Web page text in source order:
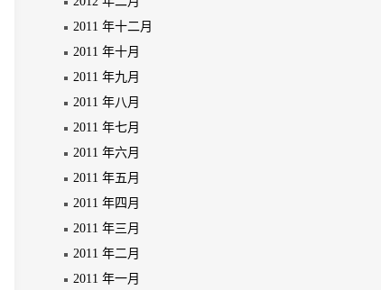
2011 年十二月
2011 年十月
2011 年九月
2011 年八月
2011 年七月
2011 年六月
2011 年五月
2011 年四月
2011 年三月
2011 年二月
2011 年一月